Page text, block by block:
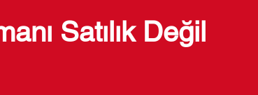
Satılık Değil